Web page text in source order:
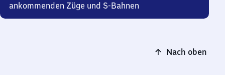
ankommenden Züge und S-Bahnen
Nach oben